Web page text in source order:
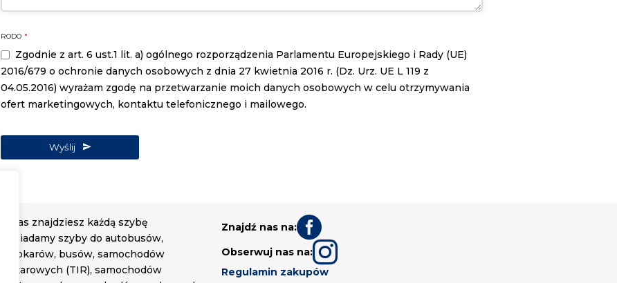
RODO *
Zgodnie z art. 6 ust.1 lit. a) ogólnego rozporządzenia Parlamentu Europejskiego i Rady (UE)
2016/679 o ochronie danych osobowych z dnia 27 kwietnia 2016 r. (Dz. Urz. UE L 119 z
04.05.2016) wyrażam zgodę na przetwarzanie moich danych osobowych w celu otrzymywania
ofert marketingowych, kontaktu telefonicznego i mailowego.
Wyślij
U nas znajdziesz każdą szybę
Posiadamy szyby do autobusów,
autokarów, busów, samochodów
ciężarowych (TIR), samochodów
Znajdź nas na:
Obserwuj nas na:
Regulamin zakupów